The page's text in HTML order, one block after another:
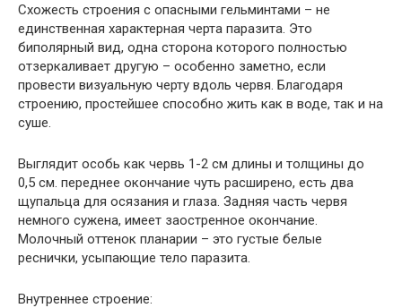
Схожесть строения с опасными гельминтами – не
единственная характерная черта паразита. Это
биполярный вид, одна сторона которого полностью
отзеркаливает другую – особенно заметно, если
провести визуальную черту вдоль червя. Благодаря
строению, простейшее способно жить как в воде, так и на
суше.
Выглядит особь как червь 1-2 см длины и толщины до
0,5 см. переднее окончание чуть расширено, есть два
щупальца для осязания и глаза. Задняя часть червя
немного сужена, имеет заостренное окончание.
Молочный оттенок планарии – это густые белые
реснички, усыпающие тело паразита.
Внутреннее строение: